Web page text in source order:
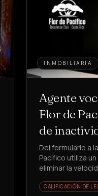
INMOBILIARIA
Agente
Flor de
de
Del formulario a
Pacífico utiliza
eliminar la
respuestas.
CALIFICACIÓN DE